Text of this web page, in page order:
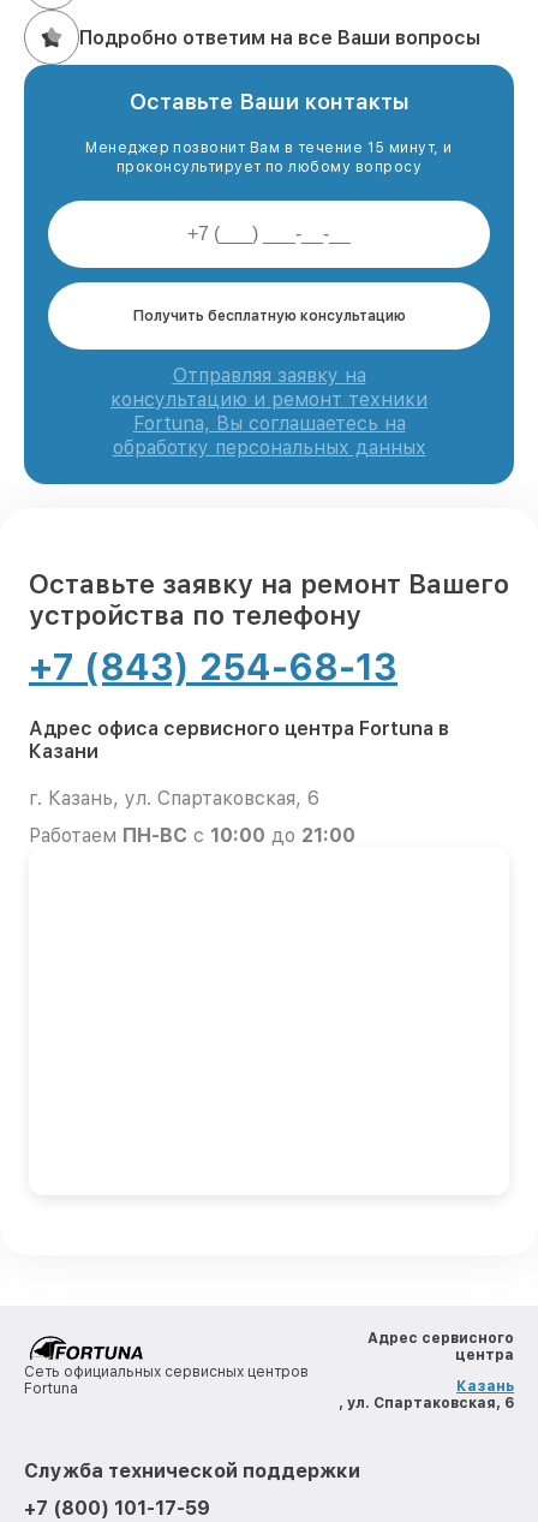
Подробно ответим на все Ваши вопросы
Оставьте Ваши контакты
Менеджер позвонит Вам в течение 15 минут, и
проконсультирует по любому вопросу
Получить бесплатную консультацию
Отправляя заявку на
консультацию и ремонт техники
Fortuna, Вы соглашаетесь на
обработку персональных данных
Оставьте заявку на ремонт Вашего
устройства по телефону
+7 (843) 254-68-13
Адрес офиса сервисного центра Fortuna в
Казани
г. Казань, ул. Спартаковская, 6
Работаем ПН-ВС с 10:00 до 21:00
Сеть официальных сервисных центров
Fortuna
Адрес сервисного
центра
Казань
, ул. Спартаковская, 6
Служба технической поддержки
+7 (800) 101-17-59